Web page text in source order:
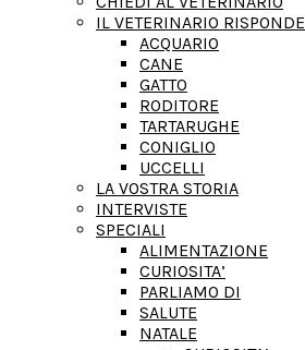
IL VETERINARIO RISPONDE
ACQUARIO
CANE
GATTO
RODITORE
TARTARUGHE
CONIGLIO
UCCELLI
LA VOSTRA STORIA
INTERVISTE
SPECIALI
ALIMENTAZIONE
CURIOSITA’
PARLIAMO DI
SALUTE
NATALE